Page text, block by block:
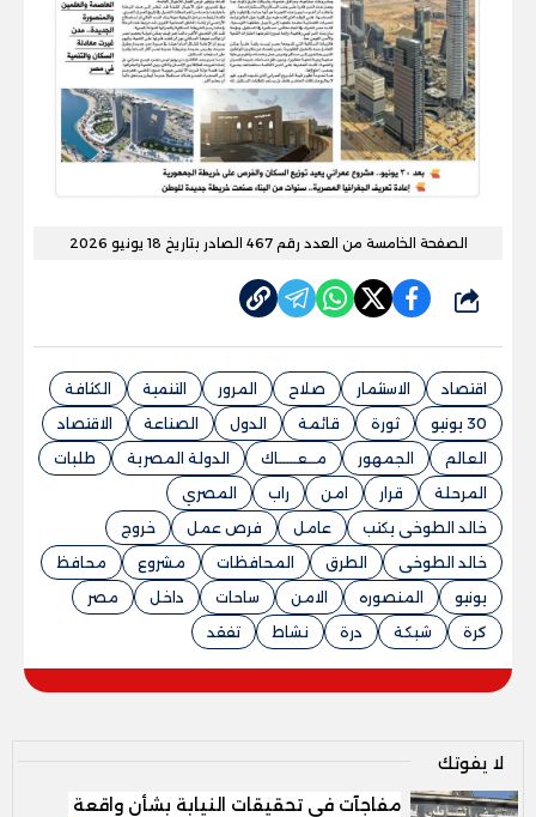
الصفحة الخامسة من العدد رقم 467 الصادر بتاريخ 18 يونيو 2026
شارك
اقتصاد الاستثمار صلاح المرور التنمية
الكثافة
30 يونيو
ثورة قائمة الدول الصناعة
الاقتصاد
العالم
الجمهور مــعـــــاك الدولة المصرية
طلبات
المرحلة
قرار امن راب
المصري
خالد الطوخى يكتب
عامل فرص عمل
خروج
خالد الطوخى
الطرق المحافظات مشروع
محافظ
يونيو
المنصوره الامن ساحات داخل
مصر
كرة
شبكة درة نشاط تفقد
لا يفوتك
مفاجآت في تحقيقات النيابة بشأن واقعة